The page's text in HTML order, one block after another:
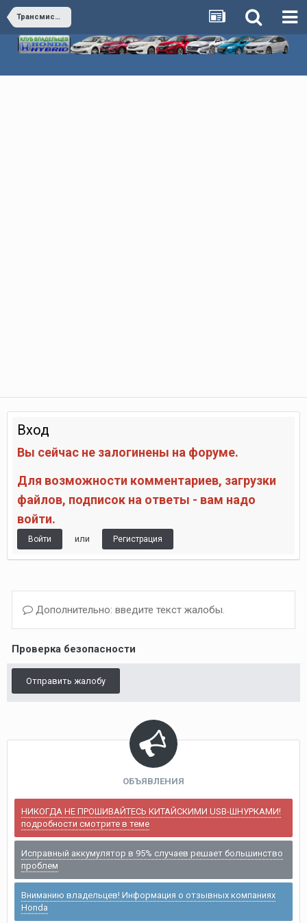
Трансмиссия
Вход
Вы сейчас не залогинены на форуме.
Для возможности комментариев, загрузки
файлов, подписок на ответы - вам надо
войти.
Войти или Регистрация
Дополнительно: введите текст жалобы.
Проверка безопасности
Отправить жалобу
ОБЪЯВЛЕНИЯ
НИКОГДА НЕ ПРОШИВАЙТЕСЬ КИТАЙСКИМИ USB-ШНУРКАМИ!
подробности смотрите в теме
Исправный аккумулятор в 95% случаев решает большинство
проблем
Вниманию владельцев! Информация о отзывных компаниях
Honda